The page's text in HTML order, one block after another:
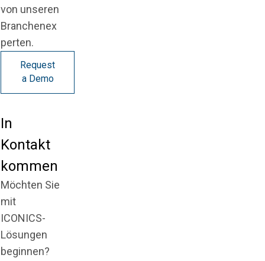
von unseren
Branchenex
perten.
Request
a Demo
In
Kontakt
kommen
Möchten Sie
mit
ICONICS-
Lösungen
beginnen?